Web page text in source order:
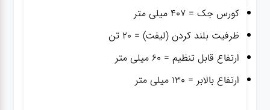
کورس جک = ۴۰۷ میلی متر
ظرفیت بلند کردن (لیفت) = ۲۰ تن
ارتفاع قابل تنظیم = ۶۰ میلی متر
ارتفاع بالابر = ۱۳۰ میلی متر